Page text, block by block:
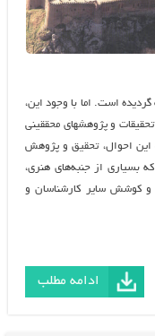
است. اما با وجود این،
و پژوهشهای محققینی
این احوال، تحقیق و پژوهش
بسیاری از جنبه‌هاي هنری،
و کوشش سایر کارشناسان و
ادامه مطلب